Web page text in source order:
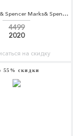
Жакет Marks& Spencer Marks& Spencer MA178EWARAI9
4499
2020
на скидку
55% скидки